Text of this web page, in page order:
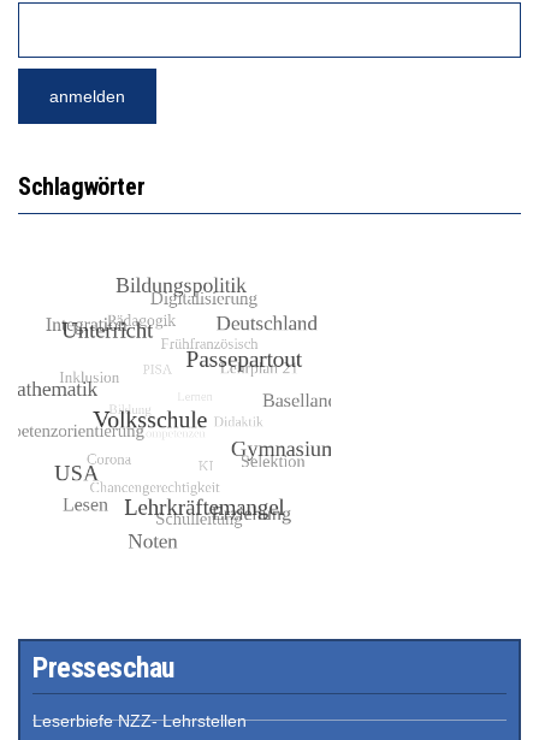
Schlagwörter
Presseschau
Leserbiefe NZZ- Lehrstellen